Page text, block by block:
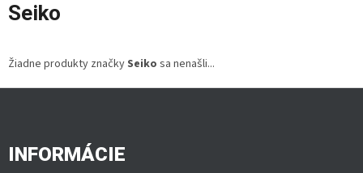
Seiko
Žiadne produkty značkySeiko sa nenašli...
INFORMÁCIE